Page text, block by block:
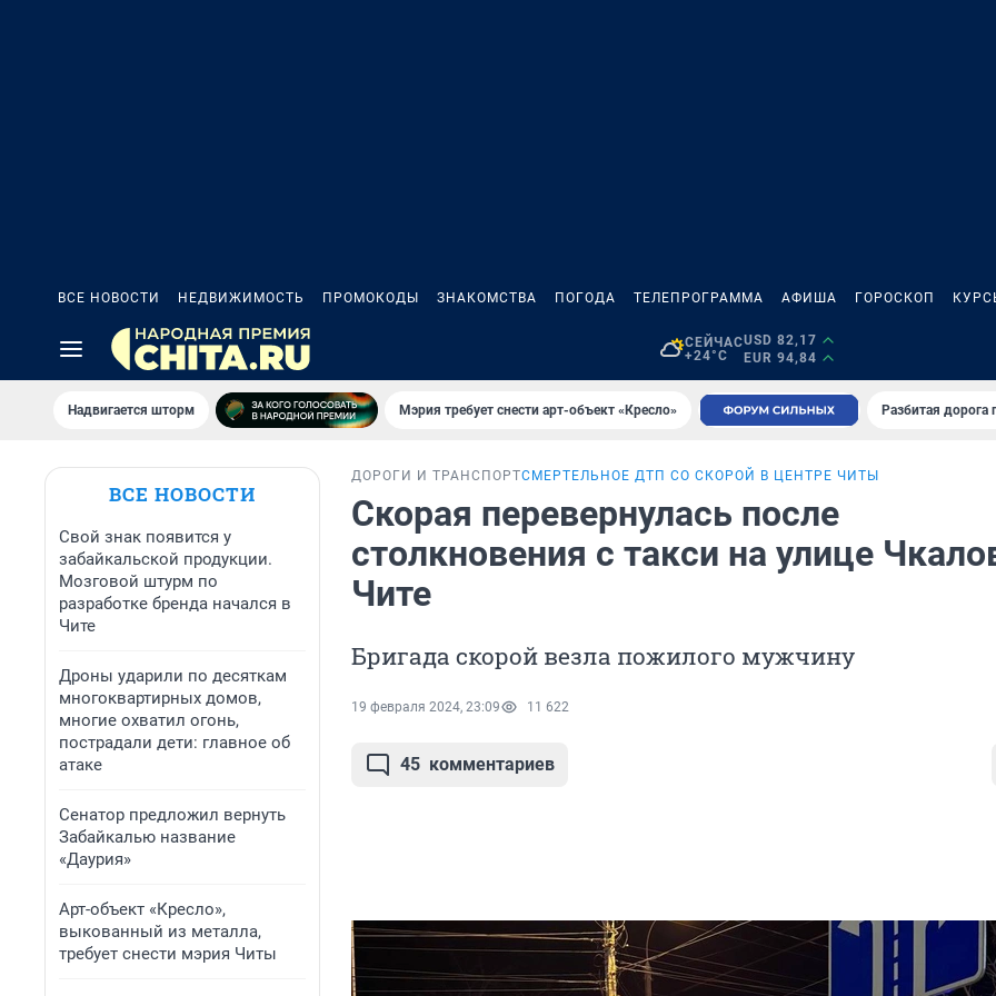
ВСЕ НОВОСТИ НЕДВИЖИМОСТЬ ПРОМОКОДЫ ЗНАКОМСТВА ПОГОДА ТЕЛЕПРОГРАММА АФИША ГОРОСКОП
СЕЙЧАС
+24°C
USD 82,17
EUR 94,84
Надвигается шторм Мэрия требует снести арт-объект «Кресло» Разбитая дорога
ВСЕ НОВОСТИ
Свой знак появится у
забайкальской продукции.
Мозговой штурм по
разработке бренда начался в
Чите
Дроны ударили по десяткам
многоквартирных домов,
многие охватил огонь,
пострадали дети: главное об
атаке
Сенатор предложил вернуть
Забайкалью название
«Даурия»
Арт-объект «Кресло»,
выкованный из металла,
требует снести мэрия Читы
ДОРОГИ И ТРАНСПОРТСМЕРТЕЛЬНОЕ ДТП СО СКОРОЙ В ЦЕНТРЕ ЧИТЫ
Скорая перевернулась после
столкновения с такси на улице
Чите
Бригада скорой везла пожилого мужчину
19 февраля 2024, 23:09 11 622
45 комментариев